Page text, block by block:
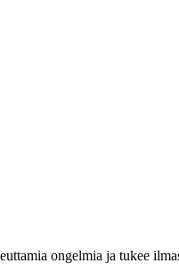
ongelmia ja tukee